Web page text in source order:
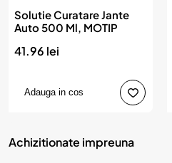
Solutie Curatare Jante
Auto 500 Ml, MOTIP
41.96 lei
Adauga in cos
Achizitionate impreuna